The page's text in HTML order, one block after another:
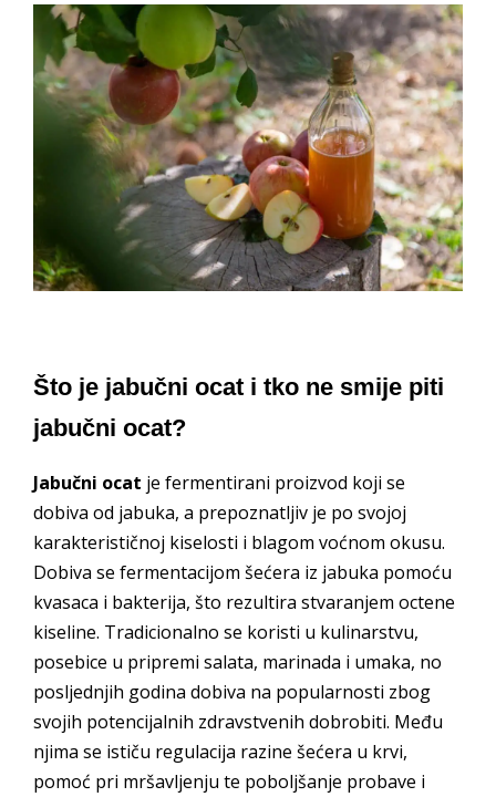
Što je jabučni ocat i tko ne smije piti
jabučni ocat?
Jabučni ocat je fermentirani proizvod koji se
dobiva od jabuka, a prepoznatljiv je po svojoj
karakterističnoj kiselosti i blagom voćnom okusu.
Dobiva se fermentacijom šećera iz jabuka pomoću
kvasaca i bakterija, što rezultira stvaranjem octene
kiseline. Tradicionalno se koristi u kulinarstvu,
posebice u pripremi salata, marinada i umaka, no
posljednjih godina dobiva na popularnosti zbog
svojih potencijalnih zdravstvenih dobrobiti. Među
njima se ističu regulacija razine šećera u krvi,
pomoć pri mršavljenju te poboljšanje probave i